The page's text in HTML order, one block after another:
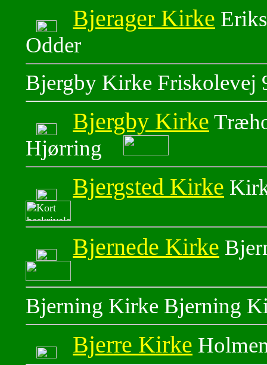
Bjerager Kirke
Odder
Bjergby Kirke Friskolevej
Bjergby Kirke
Hjørring
Bjergsted Kirke
Bjernede Kirke
Bjerning Kirke Bjerning
Bjerre Kirke